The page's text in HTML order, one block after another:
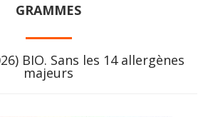
GRAMMES
BIO. Sans les 14 allergènes
majeurs